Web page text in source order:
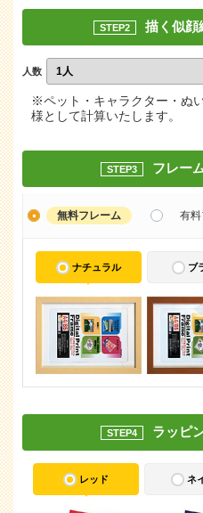
STEP2 描く似顔
人数
※ペット・キャラクター・ぬ
様として計算いたします。
STEP3 フレー
無料フレーム 有
ナチュラル ブ
STEP4 ラッピ
レッド ネ